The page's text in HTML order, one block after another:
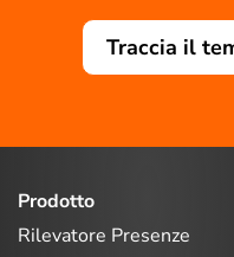
Traccia il
Prodotto
Rilevatore Presenze